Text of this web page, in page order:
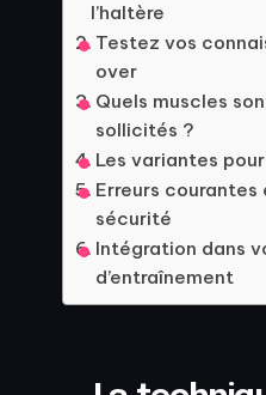
l’haltère
Testez vos
over
Quels muscles
sollicités ?
Les variantes
Erreurs courantes
sécurité
Intégration dans
d’entraînement